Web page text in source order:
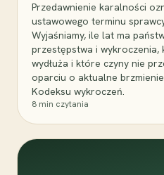
Przedawnienie karalności
ustawowego terminu
Wyjaśniamy, ile lat ma
przestępstwa i wykroczenia,
wydłuża i które czyny nie
oparciu o aktualne
Kodeksu wykroczeń.
8 min czytania